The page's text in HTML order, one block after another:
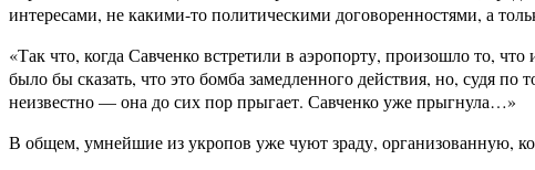
интересами, не какими-то политическими договоренностями, а
«Так что, когда Савченко встретили в аэропорту, произошло то,
было бы сказать, что это бомба замедленного действия, но, судя
неизвестно — она до сих пор прыгает. Савченко уже прыгнула…»
В общем, умнейшие из укропов уже чуют зраду, организованную,